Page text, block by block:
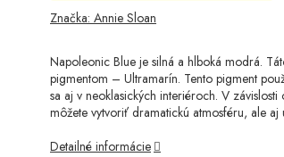
Napoleonic Blue je silná a hlboká modrá.
pigmentom – Ultramarín. Tento pigment
sa aj v neoklasických interiéroch. V
môžete vytvoriť dramatickú atmosféru, ale
Detailné informácie
produktu
z
5
hviezdičiek.
Značka: Annie Sloan